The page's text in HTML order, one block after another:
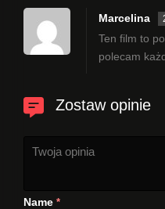
Marcelina
Ten film to
polecam
Zostaw opinie
Name *